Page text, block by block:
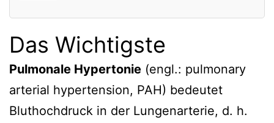
Das Wichtigste
Pulmonale Hypertonie (engl.: pulmonary
arterial hypertension, PAH) bedeutet
Bluthochdruck in der Lungenarterie, d. h.